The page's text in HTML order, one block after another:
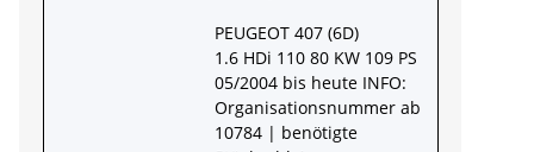
PEUGEOT 407 (6D)
1.6 HDi 110 80 KW 109 PS
05/2004 bis heute INFO:
Organisationsnummer ab
10784 | benötigte